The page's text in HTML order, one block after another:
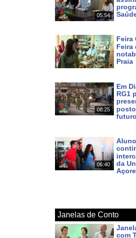
05:54
Feira
Feira
Praia
08:25
Em
RG1
06:40
da
Janelas de Conto
com